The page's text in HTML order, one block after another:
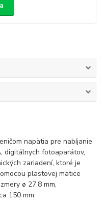
napätia pre nabíjanie
digitálnych fotoaparátov,
zariadení, ktoré je
plastovej matice
ø 27,8 mm,
150 mm.